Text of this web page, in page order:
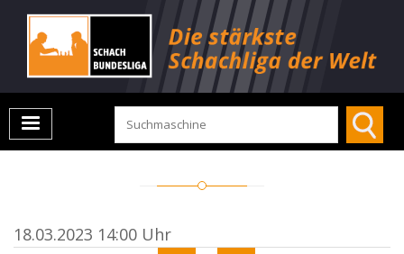
18.03.2023 14:00 Uhr